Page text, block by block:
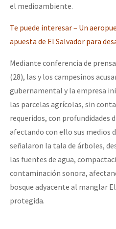
Semillero Guerra contra la
la naturaleza bajo asedio)
Libros para descargar
Medios Libres
COVID-19
Eventos
Contacto
el medioambiente.
Te puede interesar – Un
apuesta de El Salvador para
Mediante conferencia de
(28), las y los campesinos
gubernamental y la empresa
las parcelas agrícolas, sin
requeridos, con profundidades
afectando con ello sus medios
señalaron la tala de árboles,
las fuentes de agua,
contaminación sonora,
bosque adyacente al manglar
protegida.